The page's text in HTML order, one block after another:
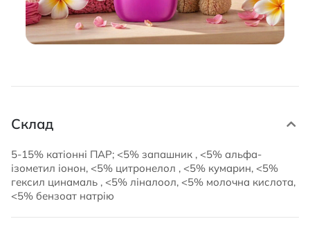
Склад
5-15% катіонні ПАР; <5% запашник , <5% альфа-
ізометил іонон, <5% цитронелол , <5% кумарин, <5%
гексил цинамаль , <5% ліналоол, <5% молочна кислота,
<5% бензоат натрію